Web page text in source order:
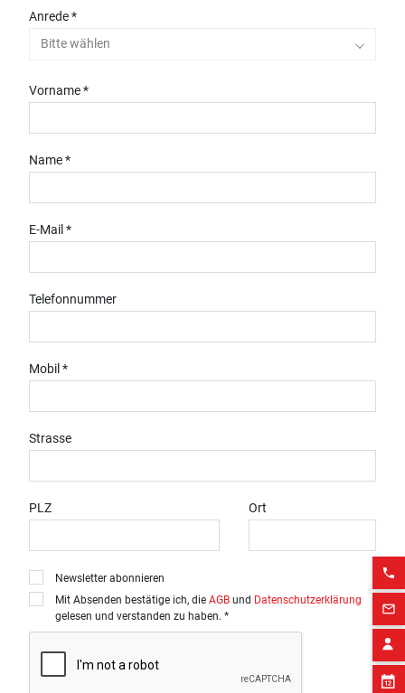
phone
mail_outline
Anrede *
Bitte wählen
Vorname *
Name *
E-Mail *
Telefonnummer
Mobil *
Strasse
PLZ Ort
Newsletter abonnieren
Mit Absenden bestätige ich, die AGB und Datenschutzerklärung
gelesen und verstanden zu haben. *